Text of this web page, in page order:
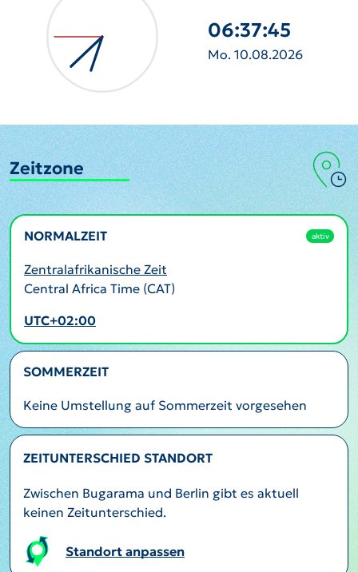
06:37:46
Mo. 10.08.2026
Zeitzone
NORMALZEIT aktiv
Zentralafrikanische Zeit
Central Africa Time (CAT)
UTC+02:00
SOMMERZEIT
Keine Umstellung auf Sommerzeit vorgesehen
ZEITUNTERSCHIED STANDORT
Zwischen Bugarama und Berlin gibt es aktuell
keinen Zeitunterschied.
Standort anpassen